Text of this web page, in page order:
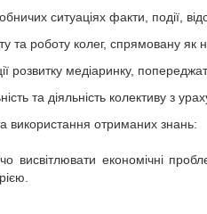
ситуаціях факти, події,
та роботу колег, спрямовану як
розвитку медіаринку,
та діяльність колективу з
використання отриманих знань:
висвітлювати економічні